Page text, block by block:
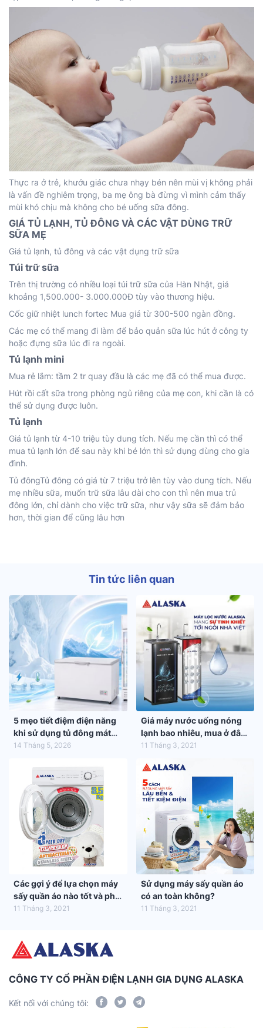
Thực ra ở trẻ, khướu giác chưa nhạy bén nên mùi vị không phải
là vấn đề nghiêm trọng, ba mẹ ông bà đừng vì mình cảm thấy
mùi khó chịu mà không cho bé uống sữa đông.
GIÁ TỦ LẠNH, TỦ ĐÔNG VÀ CÁC VẬT DÙNG TRỮ
SỮA MẸ
Giá tủ lạnh, tủ đông và các vật dụng trữ sữa
Túi trữ sữa
Trên thị trường có nhiều loại túi trữ sữa của Hàn Nhật, giá
khoảng 1,500.000- 3.000.000Đ tùy vào thương hiệu.
Cốc giữ nhiệt lunch fortec Mua giá từ 300-500 ngàn đồng.
Các mẹ có thể mang đi làm để bảo quản sữa lúc hút ở công ty
hoặc đựng sữa lúc đi ra ngoài.
Tủ lạnh mini
Mua rẻ lắm: tầm 2 tr quay đầu là các mẹ đã có thể mua được.
Hút rồi cất sữa trong phòng ngủ riêng của mẹ con, khi cần là có
thể sử dụng được luôn.
Tủ lạnh
Giá tủ lạnh từ 4-10 triệu tùy dung tích. Nếu mẹ cần thì có thể
mua tủ lạnh lớn để sau này khi bé lớn thì sử dụng dùng cho gia
đình.
Tủ đôngTủ đông có giá từ 7 triệu trở lên tùy vào dung tích. Nếu
mẹ nhiều sữa, muốn trữ sữa lâu dài cho con thì nên mua trủ
đông lớn, chỉ dành cho việc trữ sữa, như vậy sữa sẽ đảm bảo
hơn, thời gian để cũng lâu hơn
Tin tức liên quan
5 mẹo tiết điệm điện năng
khi sử dụng tủ đông mát
trong mùa hè 2026
14 Tháng 5, 2026
Giá máy nước uống nóng
lạnh bao nhiêu, mua ở đâu
tốt nhất?
11 Tháng 3, 2021
Các gợi ý để lựa chọn máy
sấy quần áo nào tốt và phù
hợp nhất với gia đình bạn
11 Tháng 3, 2021
Sử dụng máy sấy quần áo
có an toàn không?
11 Tháng 3, 2021
CÔNG TY CỔ PHẦN ĐIỆN LẠNH GIA DỤNG ALASKA
Kết nối với chúng tôi: